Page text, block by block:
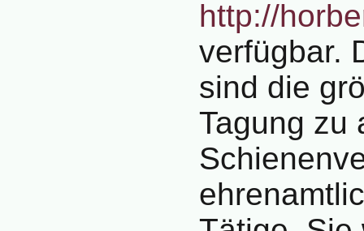
http://
verfügbar.
sind die
Tagung zu